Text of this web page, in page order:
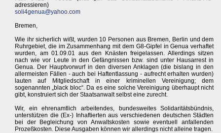
adressieren)
soli4genua@yahoo.com
Bremen,
Wie ihr sicherlich wißt, wurden 10 Personen aus Bremen, Berlin und dem
Ruhrgebiet, die im Zusammenhang mit dem G8-Gipfel in Genua verhaftet
wurden, am 01.09.01 aus den Knästen freigelassen. Allerdings sitzen
nach wie vor Leute in den Gefängnissen bzw. sind unter Hausarrest in
Genua. Der Hauptvorwurf in den diversen Anklagen (die bislang in den
allermeisten Fällen - auch bei Haftentlassung - aufrecht erhalten wurden)
lauten auf Mitgliedschaft in einer kriminellen Vereinigung; dem
sogenannten „black bloc“. Da es eine solche Vereinigung überhaupt nicht
gibt, konstruiert sich der Staatsanwalt selbst eine zurecht.
Wir, ein ehrenamtlich arbeitendes, bundesweites Solidaritätsbündnis,
unterstützen die (Ex-) Inhaftierten aus verschiedenen deutschen Städten
bei der Begleichung von Anwaltskosten sowie eventuell anfallenden
Prozeßkosten. Diese Ausgaben können wir allerdings nicht alleine tragen.